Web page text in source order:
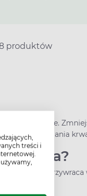
treści i
produktów
celu zapobiegania
działa?
płytek i